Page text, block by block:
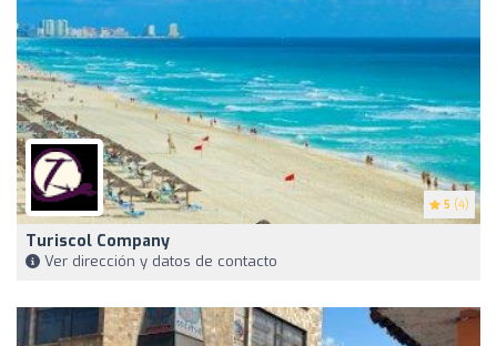
5 (4)
Turiscol Company
Ver dirección y datos de contacto